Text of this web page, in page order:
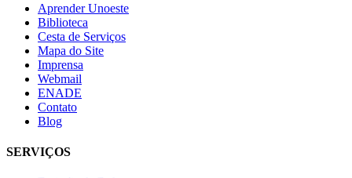
Aprender Unoeste
Biblioteca
Cesta de Serviços
Mapa do Site
Imprensa
Webmail
ENADE
Contato
Blog
SERVIÇOS